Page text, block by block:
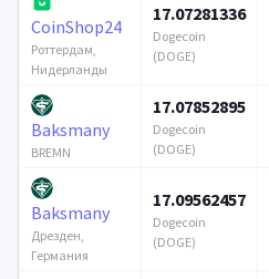
CoinShop24
Роттердам,
Нидерланды
17.07281336
Dogecoin
(DOGE)
Baksmany
BREMN
17.07852895
Dogecoin
(DOGE)
Baksmany
Дрезден,
Германия
17.09562457
Dogecoin
(DOGE)